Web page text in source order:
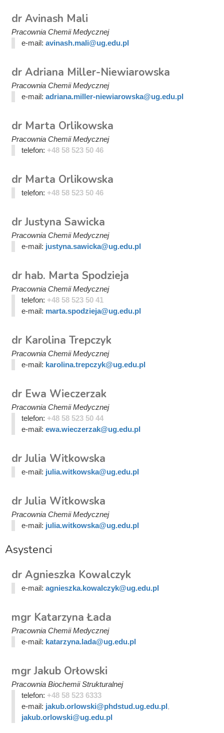
dr Avinash Mali
Pracownia Chemii Medycznej
e-mail: avinash.mali@ug.edu.pl
dr Adriana Miller-Niewiarowska
Pracownia Chemii Medycznej
e-mail: adriana.miller-niewiarowska@ug.edu.pl
dr Marta Orlikowska
Pracownia Chemii Medycznej
telefon: +48 58 523 50 46
dr Marta Orlikowska
telefon: +48 58 523 50 46
dr Justyna Sawicka
Pracownia Chemii Medycznej
e-mail: justyna.sawicka@ug.edu.pl
dr hab. Marta Spodzieja
Pracownia Chemii Medycznej
telefon: +48 58 523 50 41
e-mail: marta.spodzieja@ug.edu.pl
dr Karolina Trepczyk
Pracownia Chemii Medycznej
e-mail: karolina.trepczyk@ug.edu.pl
dr Ewa Wieczerzak
Pracownia Chemii Medycznej
telefon: +48 58 523 50 44
e-mail: ewa.wieczerzak@ug.edu.pl
dr Julia Witkowska
e-mail: julia.witkowska@ug.edu.pl
dr Julia Witkowska
Pracownia Chemii Medycznej
e-mail: julia.witkowska@ug.edu.pl
Asystenci
dr Agnieszka Kowalczyk
e-mail: agnieszka.kowalczyk@ug.edu.pl
mgr Katarzyna Łada
Pracownia Chemii Medycznej
e-mail: katarzyna.lada@ug.edu.pl
mgr Jakub Orłowski
Pracownia Biochemii Strukturalnej
telefon: +48 58 523 6333
e-mail: jakub.orlowski@phdstud.ug.edu.pl,
jakub.orlowski@ug.edu.pl